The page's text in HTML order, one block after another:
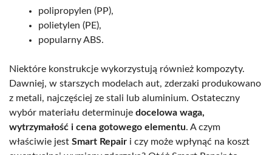
polipropylen (PP),
polietylen (PE),
popularny ABS.
Niektóre konstrukcje wykorzystują również kompozyty.
Dawniej, w starszych modelach aut, zderzaki produkowano
z metali, najczęściej ze stali lub aluminium. Ostateczny
wybór materiału determinuje docelowa waga,
wytrzymałość i cena gotowego elementu. A czym
właściwie jest Smart Repair i czy może wpłynąć na koszt